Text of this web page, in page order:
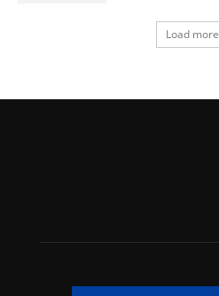
Load more